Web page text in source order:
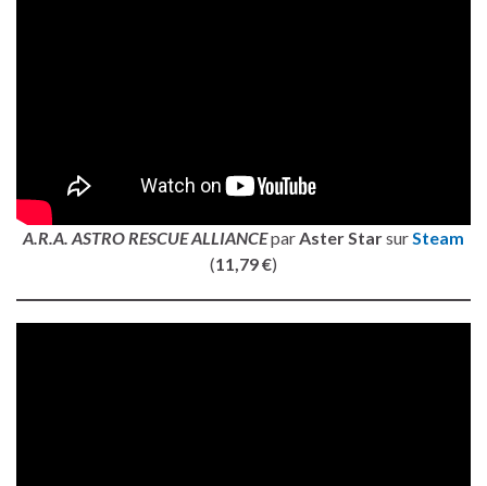
A.R.A. ASTRO RESCUE ALLIANCEparAster StarsurSteam
(11,79 €)